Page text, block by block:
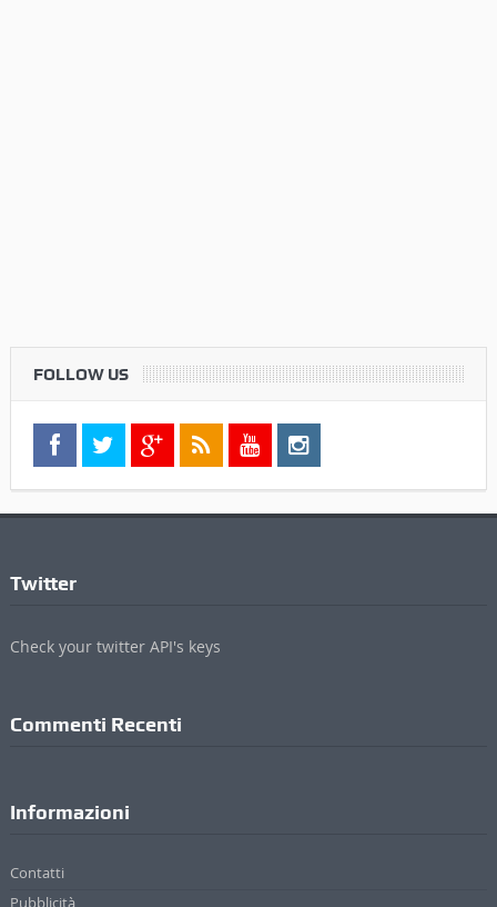
FOLLOW US
Twitter
Check your twitter API's keys
Commenti Recenti
Informazioni
Contatti
Pubblicità